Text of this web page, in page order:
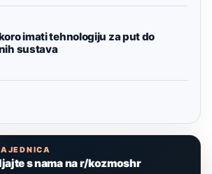
imati tehnologiju za put do
sustava
s nama na r/kozmoshr